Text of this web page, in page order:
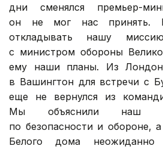
дни сменялся премьер-
он не мог нас
откладывать нашу
с министром обороны
ему наши планы. Из
в Вашингтон для встречи с
еще не вернулся из
Мы объяснили наш
по безопасности и обороне,
Белого дома неожиданно